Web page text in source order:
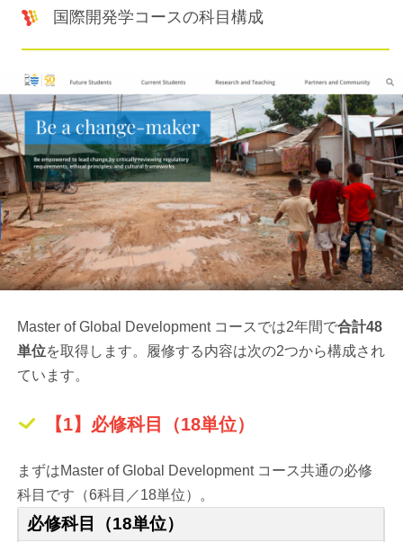
国際開発学コースの科目構成
Master of Global Development コースでは2年間で合計48
単位を取得します。履修する内容は次の2つから構成され
ています。
【1】必修科目（18単位）
まずはMaster of Global Development コース共通の必修
科目です（6科目／18単位）。
必修科目（18単位）